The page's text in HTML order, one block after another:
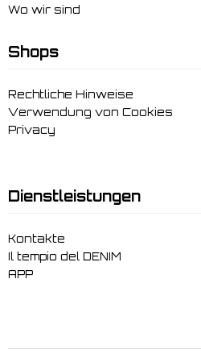
Wo wir sind
Shops
Rechtliche Hinweise
Verwendung von Cookies
Privacy
Dienstleistungen
Kontakte
Il tempio del DENIM
APP